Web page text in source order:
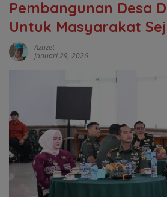
Pembangunan Desa
Untuk Masyarakat
Azuzet
Januari 29, 2026